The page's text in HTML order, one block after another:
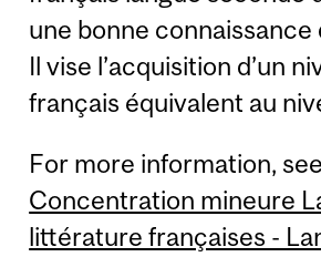
une bonne connaissance
Il vise l’acquisition d’un
français équivalent au
For more information, see
Concentration mineure
littérature françaises -